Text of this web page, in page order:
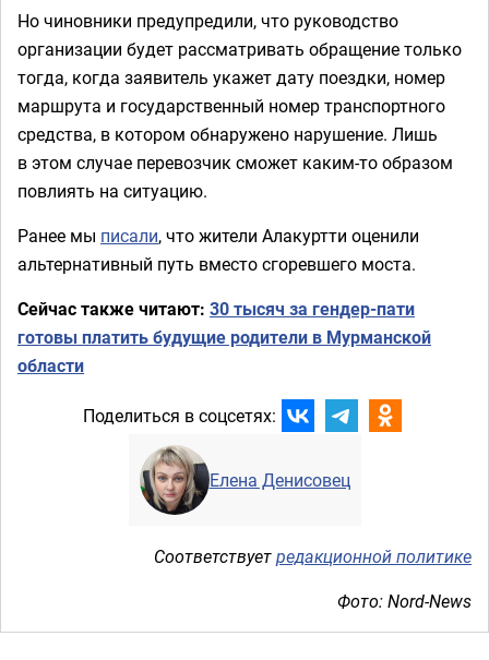
Но чиновники предупредили, что руководство
организации будет рассматривать обращение только
тогда, когда заявитель укажет дату поездки, номер
маршрута и государственный номер транспортного
средства, в котором обнаружено нарушение. Лишь
в этом случае перевозчик сможет каким-то образом
повлиять на ситуацию.
Ранее мы писали, что жители Алакуртти оценили
альтернативный путь вместо сгоревшего моста.
Сейчас также читают: 30 тысяч за гендер-пати
готовы платить будущие родители в Мурманской
области
Поделиться в соцсетях:
Елена Денисовец
Соответствуетредакционной политике
Фото: Nord-News